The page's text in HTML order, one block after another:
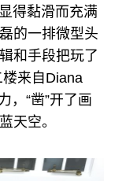
得黏滑而充满
的一排微型头
和手段把玩了
来自Diana
，“凿”开了画
天空。